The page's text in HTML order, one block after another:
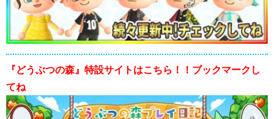
『どうぶつの森』特設サイトはこちら！！ブックマークし
てね